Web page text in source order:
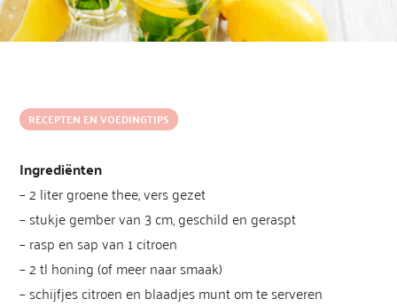
RECEPTEN EN VOEDINGTIPS
Ingrediënten
– 2 liter groene thee, vers gezet
– stukje gember van 3 cm, geschild en geraspt
– rasp en sap van 1 citroen
– 2 tl honing (of meer naar smaak)
– schijfjes citroen en blaadjes munt om te serveren